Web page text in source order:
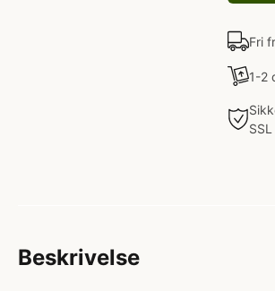
Fri
1-2
SSL
Beskrivelse